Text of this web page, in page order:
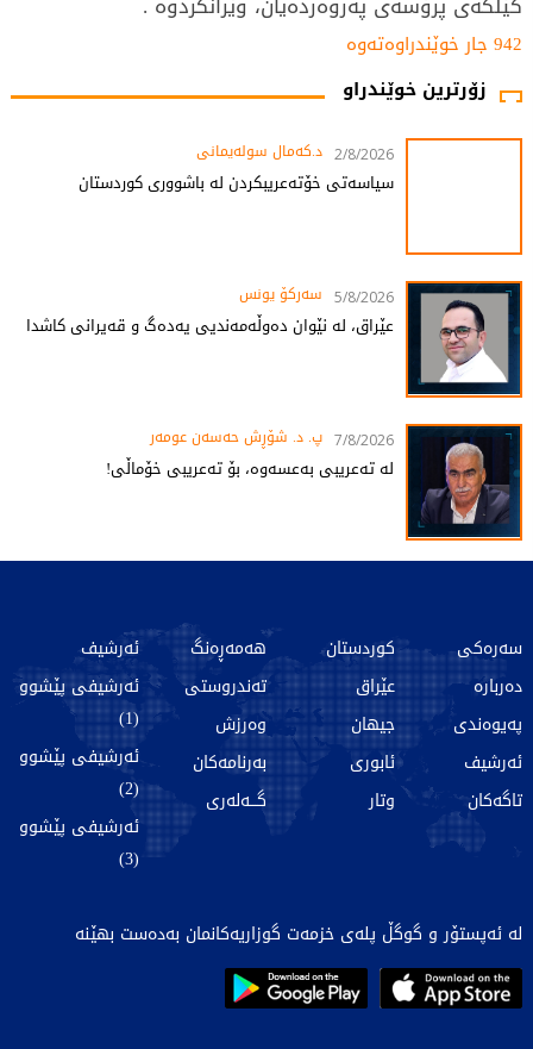
942 جار خوێندراوەتەوە
زۆرترین خوێندراو
2/8/2026 د.کەمال سولەیمانی
سیاسەتی خۆتەعریبکردن لە باشووری کوردستان
5/8/2026 سەرکۆ یونس
عێراق، لە نێوان دەوڵەمەندیی یەدەگ و قەیرانی کاشدا
7/8/2026 پ. د. شۆڕش حەسەن عومەر
لە تەعریبی بەعسەوە، بۆ تەعریبی خۆماڵی!
سەرەکی
دەربارە
پەیوەندی
ئەرشیف
تاگەکان
کوردستان
عێراق
جیهان
ئابوری
وتار
هەمەڕەنگ
تەندروستی
وەرزش
بەرنامەکان
گـــەلەری
ئەرشیف
ئەرشیفی پێشوو
(1)
ئەرشیفی پێشوو
(2)
ئەرشیفی پێشوو
(3)
لە ئەپستۆر و گوگڵ پلەی خزمەت گوزاریەکانمان بەدەست بهێنە